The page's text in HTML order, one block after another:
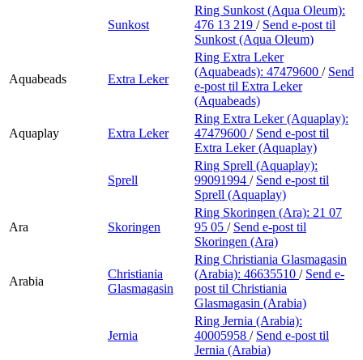
Sunkost
Ring Sunkost (Aqua Oleum):
476 13 219 / Send e-post til
Sunkost (Aqua Oleum)
Aquabeads Extra Leker
Ring Extra Leker
(Aquabeads): 47479600 / Send
e-post til Extra Leker
(Aquabeads)
Aquaplay Extra Leker
Ring Extra Leker (Aquaplay):
47479600 / Send e-post til
Extra Leker (Aquaplay)
Sprell
Ring Sprell (Aquaplay):
99091994 / Send e-post til
Sprell (Aquaplay)
Ara Skoringen
Ring Skoringen (Ara): 21 07
95 05 / Send e-post til
Skoringen (Ara)
Arabia
Christiania
Glasmagasin
Ring Christiania Glasmagasin
(Arabia): 46635510 / Send e-
post til Christiania
Glasmagasin (Arabia)
Jernia
Ring Jernia (Arabia):
40005958 / Send e-post til
Jernia (Arabia)